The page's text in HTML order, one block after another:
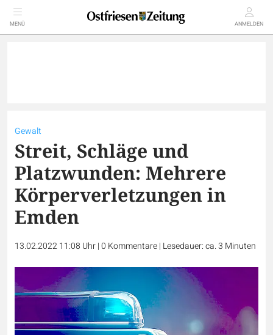
MENÜ ANMELDEN
Gewalt
Streit, Schläge und
Platzwunden: Mehrere
Körperverletzungen in
Emden
13.02.2022 11:08 Uhr|0 Kommentare| Lesedauer: ca. 3 Minuten